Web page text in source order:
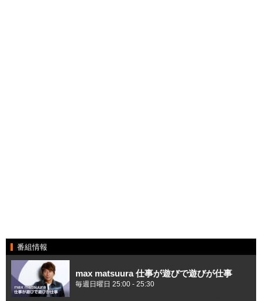
番組情報
max matsuura 仕事が遊びで遊びが仕事
毎週日曜日 25:00 - 25:30